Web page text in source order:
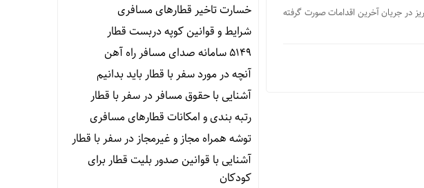
اسلامی ایران ضمن بازدید از خط ۲ قطار شهری تبریز در جریان آخرین اقدامات صورت گرفته
خسارت تاخیر قطارهای مسافری
شرایط و قوانین کوپه دربست قطار
۵۱۴۹ سامانه صدای مسافر راه آهن
آنچه در مورد سفر با قطار باید بدانیم
آشنایی با حقوق مسافر در سفر با قطار
رتبه بندی و امکانات قطارهای مسافری
توشه همراه مجاز و غیرمجاز در سفر با قطار
آشنایی با قوانین صدور بلیت قطار برای
کودکان